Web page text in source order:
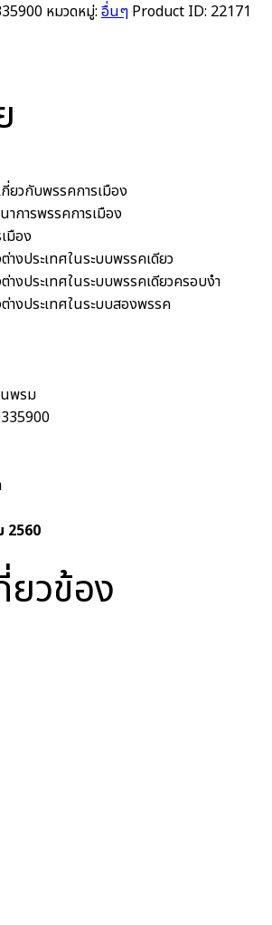
หมวดหมู่: อื่นๆ Product ID: 22171
ยวกับพรรคการเมือง
าการพรรคการเมือง
มือง
งประเทศในระบบพรรคเดียว
งประเทศในระบบพรรคเดียวครอบงำ
างประเทศในระบบสองพรรค
นพรม
2560
ยวข้อง